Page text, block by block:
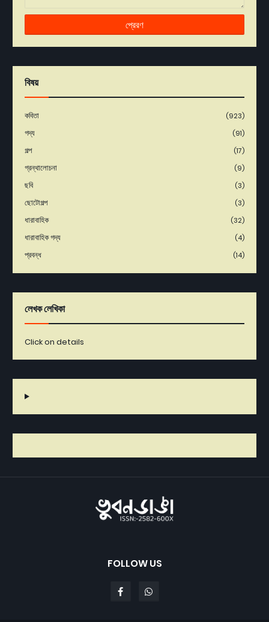
বিষয়
কবিতা (923)
গদ্য (91)
গল্প (17)
গ্রন্থালোচনা (9)
ছবি (3)
ছোটোগল্প (3)
ধারাবাহিক (32)
ধারাবাহিক গদ্য (4)
প্রবন্ধ (14)
লেখক লেখিকা
Click on details
FOLLOW US